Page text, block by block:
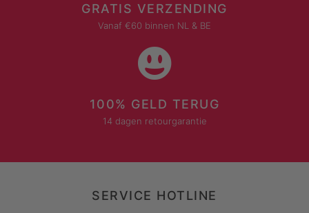
GRATIS VERZENDING
Vanaf €60 binnen NL & BE
100% GELD TERUG
14 dagen retourgarantie
SERVICE HOTLINE